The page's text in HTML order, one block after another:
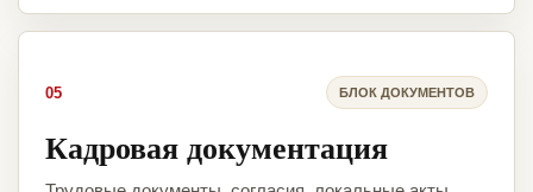
05 БЛОК ДОКУМЕНТОВ
Кадровая документация